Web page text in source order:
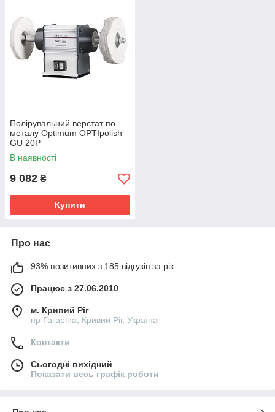
Полірувальний верстат по
металу Optimum OPTIpolish
GU 20P
В наявності
9 082 ₴
Купити
Про нас
93% позитивних з 185 відгуків за рік
Працює з 27.06.2010
м. Кривий Ріг
пр Гагаріна, Кривий Ріг, Україна
Контакти
Сьогодні вихідний
Показати весь графік роботи